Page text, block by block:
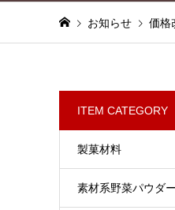
お知らせ 価格
ITEM CATEGORY
製菓材料
素材系野菜パウダ